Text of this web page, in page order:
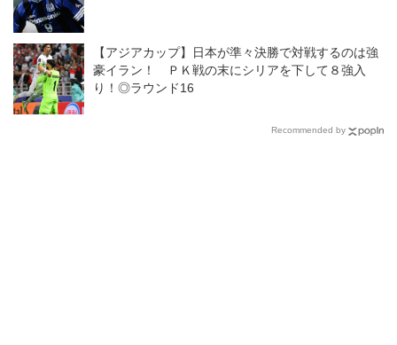
【アジアカップ】日本が準々決勝で対戦するのは強
豪イラン！ ＰＫ戦の末にシリアを下して８強入
り！◎ラウンド16
Recommended by